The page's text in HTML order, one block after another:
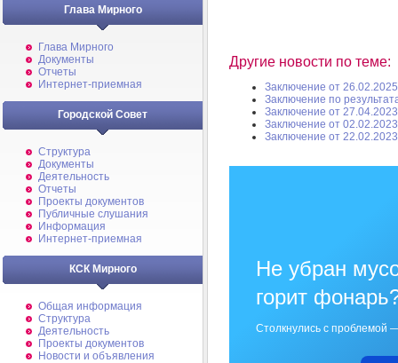
Глава Мирного
Глава Мирного
Документы
Отчеты
Интернет-приемная
Городской Совет
Структура
Документы
Деятельность
Отчеты
Проекты документов
Публичные слушания
Информация
Интернет-приемная
КСК Мирного
Общая информация
Структура
Деятельность
Проекты документов
Новости и объявления
Другие новости по теме:
Заключение от 26.02.2025
Заключение по
Заключение от 27.04.2023
Заключение от 02.02.2023
Заключение от 22.02.2023
Не убран
горит
Столкнулись с проблемой